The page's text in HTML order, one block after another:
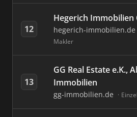
12
Hegerich Immobilien
hegerich-immobilien.de
Makler
13
GG Real Estate e.K.,
Immobilien
gg-immobilien.de